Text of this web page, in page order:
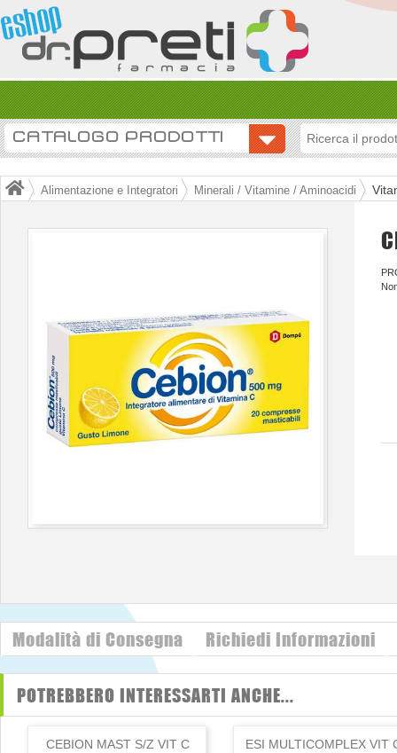
CATALOGO PRODOTTI
Alimentazione e Integratori Minerali / Vitamine / Aminoacidi
Modalità di Consegna Richiedi Informazioni
POTREBBERO INTERESSARTI ANCHE...
CEBION MAST S/Z VIT C
ESI MULTICOMPLEX VIT